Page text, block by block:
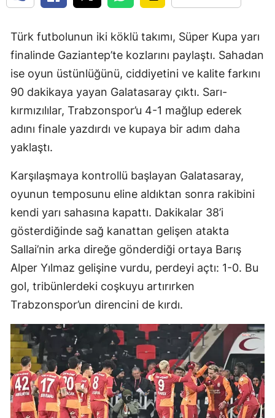
Türk futbolunun iki köklü takımı, Süper Kupa yarı
finalinde Gaziantep’te kozlarını paylaştı. Sahadan
ise oyun üstünlüğünü, ciddiyetini ve kalite farkını
90 dakikaya yayan Galatasaray çıktı. Sarı-
kırmızılılar, Trabzonspor’u 4-1 mağlup ederek
adını finale yazdırdı ve kupaya bir adım daha
yaklaştı.
Karşılaşmaya kontrollü başlayan Galatasaray,
oyunun temposunu eline aldıktan sonra rakibini
kendi yarı sahasına kapattı. Dakikalar 38’i
gösterdiğinde sağ kanattan gelişen atakta
Sallai’nin arka direğe gönderdiği ortaya Barış
Alper Yılmaz gelişine vurdu, perdeyi açtı: 1-0. Bu
gol, tribünlerdeki coşkuyu artırırken
Trabzonspor’un direncini de kırdı.